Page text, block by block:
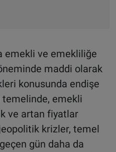
emekli ve emekliliğe
maddi olarak
konusunda endişe
temelinde, emekli
ve artan fiyatlar
krizler, temel
gün daha da